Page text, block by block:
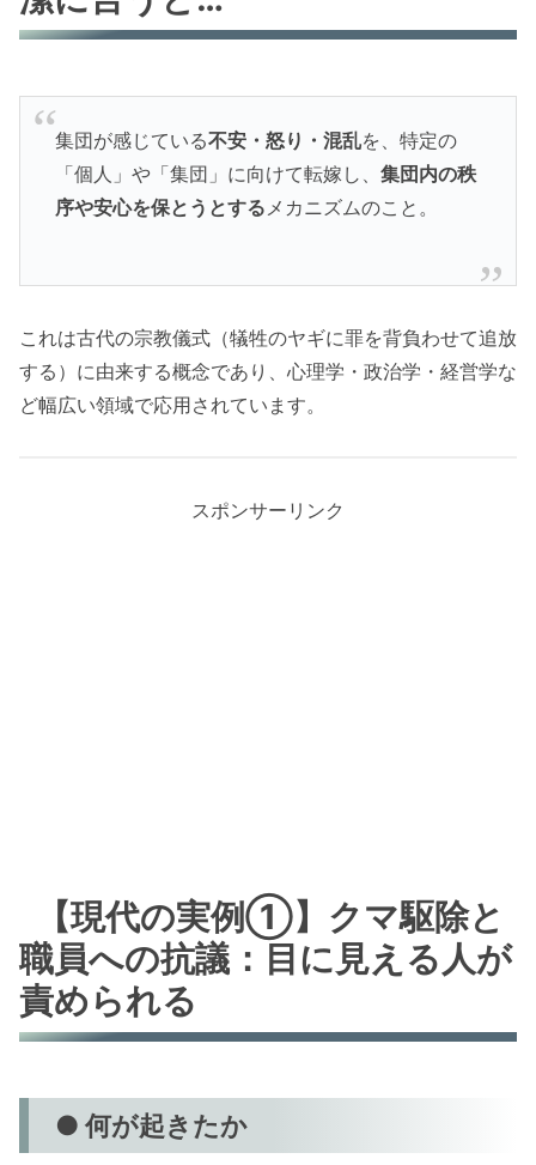
集団が感じている不安・怒り・混乱を、特定の
「個人」や「集団」に向けて転嫁し、 集団内の秩
序や安心を保とうとするメカニズムのこと。
これは古代の宗教儀式（犠牲のヤギに罪を背負わせて追放
する）に由来する概念であり、心理学・政治学・経営学な
ど幅広い領域で応用されています。
スポンサーリンク
【現代の実例①】クマ駆除と
職員への抗議：目に見える人が
責められる
● 何が起きたか